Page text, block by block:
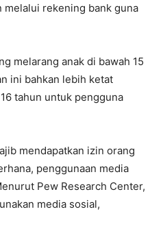
melalui rekening bank guna
melarang anak di bawah 15
ini bahkan lebih ketat
tahun untuk pengguna
mendapatkan izin orang
penggunaan media
Pew Research Center,
media sosial,